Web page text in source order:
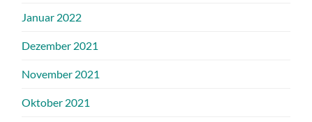
Januar 2022
Dezember 2021
November 2021
Oktober 2021